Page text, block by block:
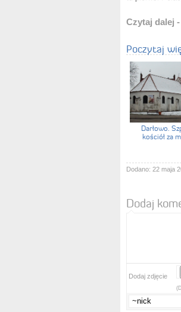
Czytaj dalej
Poczytaj
Darłowo.
kościół za
Dodano: 22 maja
Dodaj
Dodaj zdjęcie